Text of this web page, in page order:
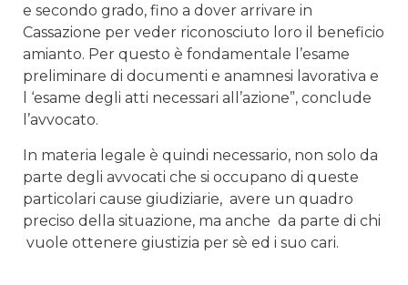
e secondo grado, fino a dover arrivare in
Cassazione per veder riconosciuto loro il beneficio
amianto. Per questo è fondamentale l’esame
preliminare di documenti e anamnesi lavorativa e
l ‘esame degli atti necessari all’azione”, conclude
l’avvocato.
In materia legale è quindi necessario, non solo da
parte degli avvocati che si occupano di queste
particolari cause giudiziarie, avere un quadro
preciso della situazione, ma anche da parte di chi
vuole ottenere giustizia per sè ed i suo cari.